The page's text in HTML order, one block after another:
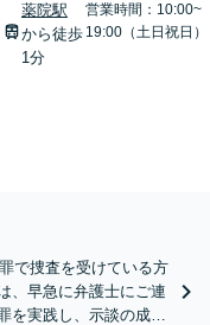
薬院駅
から徒歩
1分
営業時間：10:00~
19:00（土日祝日）
で捜査を受けている方
、早急に弁護士にご連
を実践し、示談の成立